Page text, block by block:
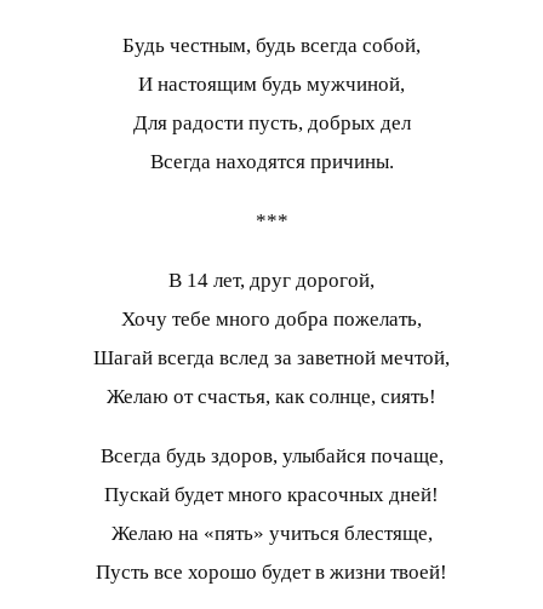
Будь честным, будь всегда собой,
И настоящим будь мужчиной,
Для радости пусть, добрых дел
Всегда находятся причины.
***
В 14 лет, друг дорогой,
Хочу тебе много добра пожелать,
Шагай всегда вслед за заветной мечтой,
Желаю от счастья, как солнце, сиять!
Всегда будь здоров, улыбайся почаще,
Пускай будет много красочных дней!
Желаю на «пять» учиться блестяще,
Пусть все хорошо будет в жизни твоей!